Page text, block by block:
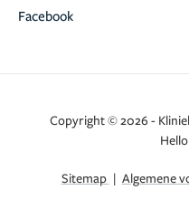
Facebook
Copyright © 2026 -
Sitemap | Algemene